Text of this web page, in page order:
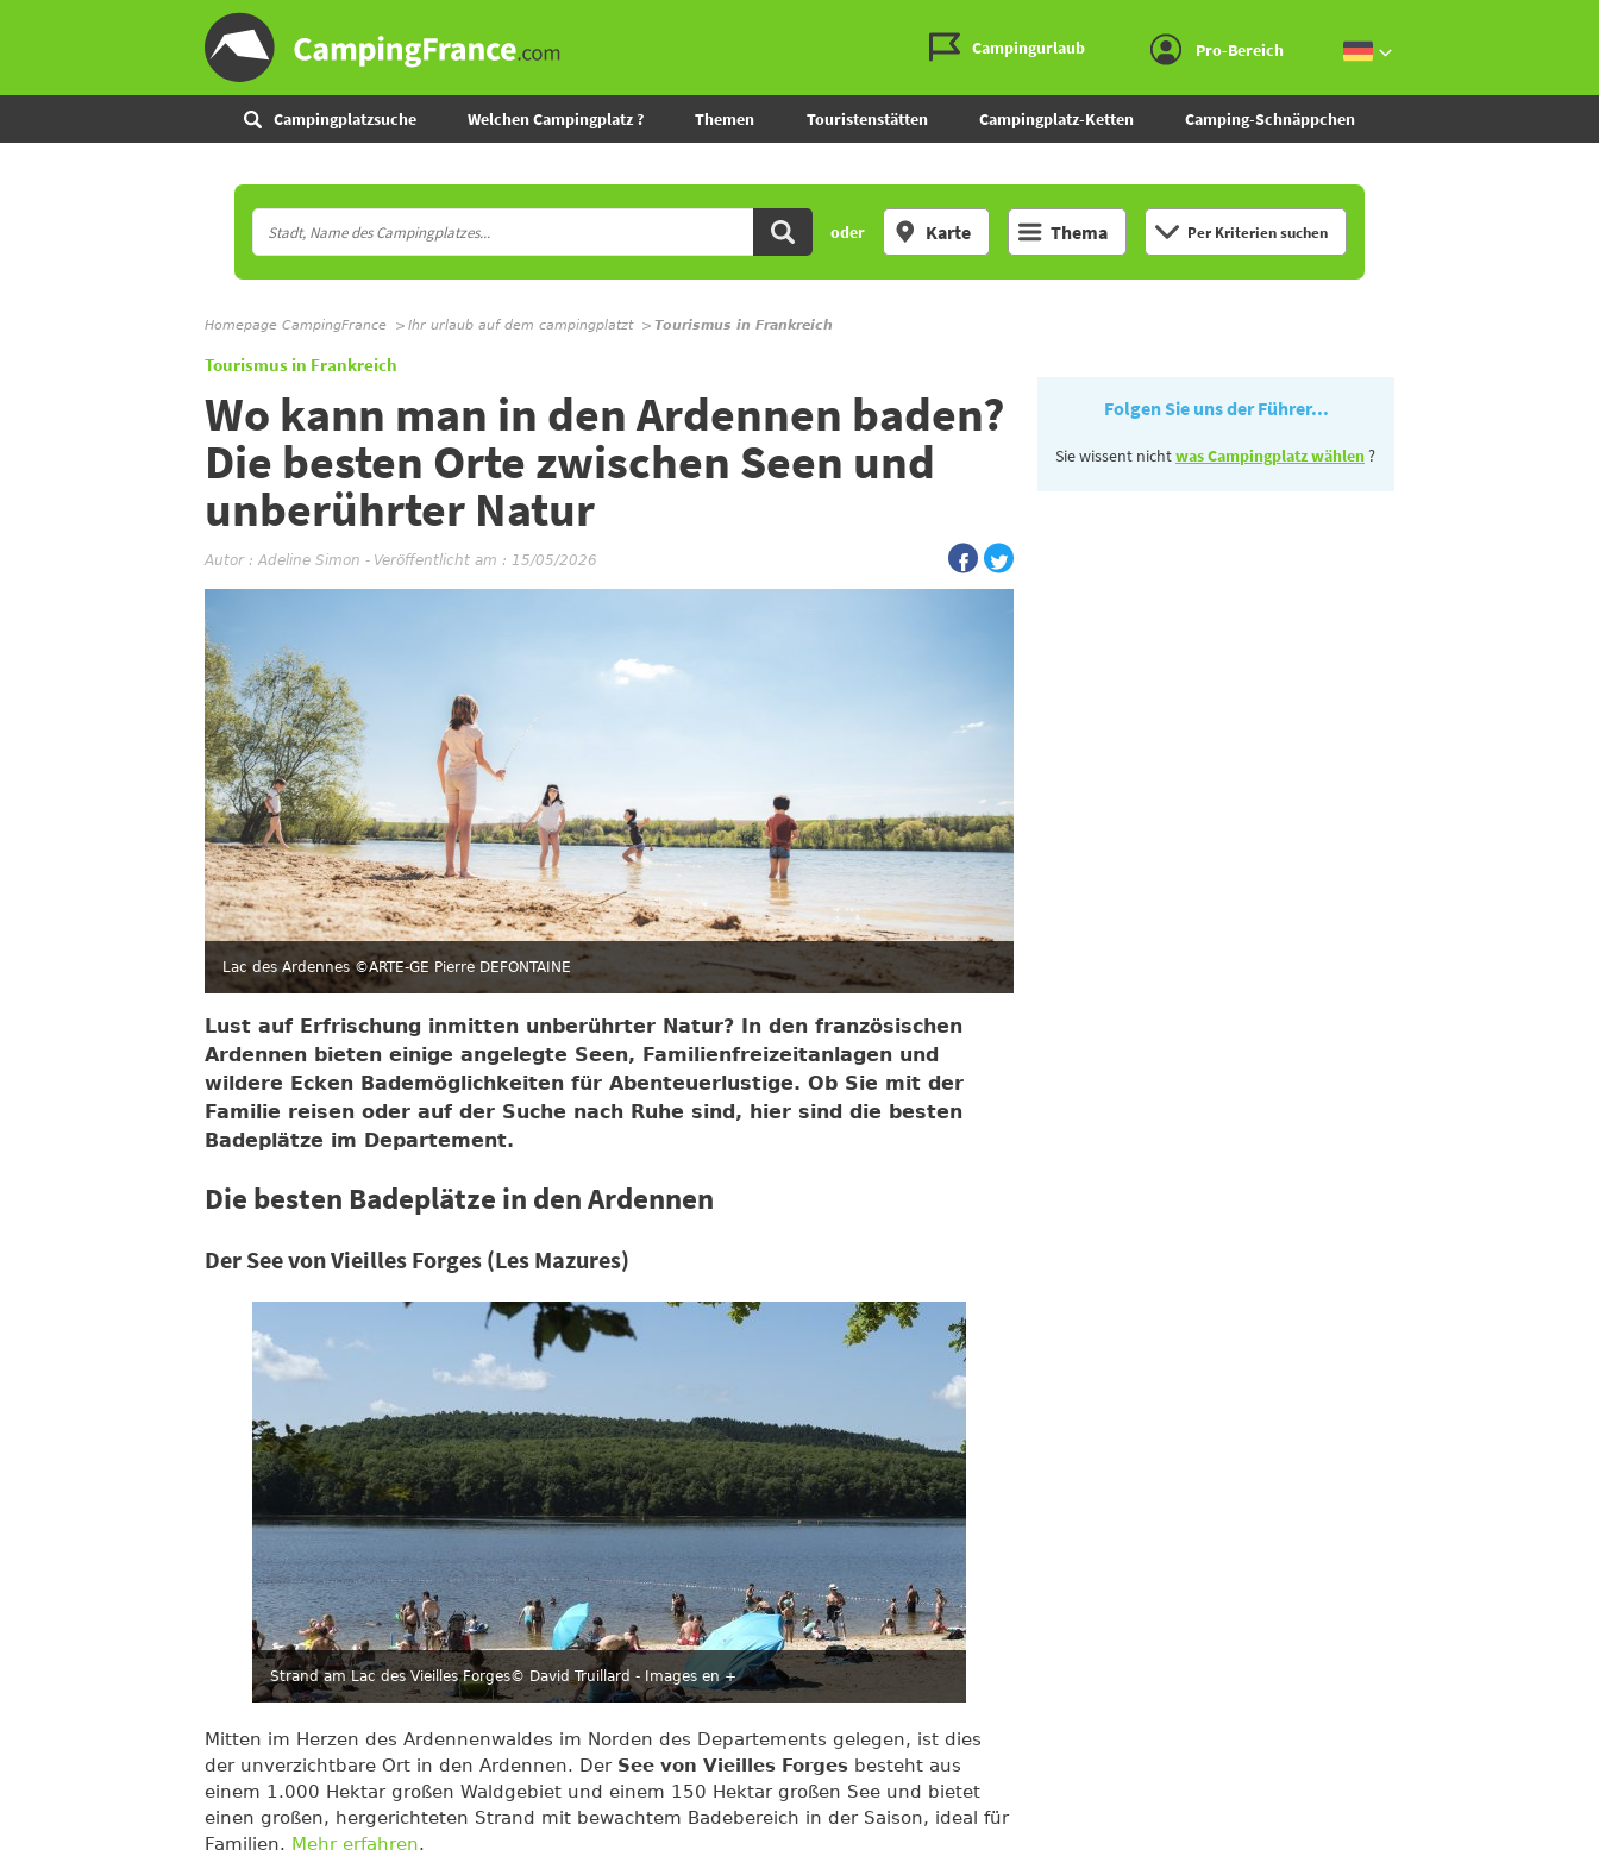
Campingurlaub Pro-Bereich
Campingplatzsuche Welchen Campingplatz ? Themen Touristenstätten Campingplatz-Ketten Camping-Schnäppchen
oder Karte Thema Per Kriterien suchen
Homepage CampingFrance Ihr urlaub auf dem campingplatzt Tourismus in Frankreich
Tourismus in Frankreich
Wo kann man in den Ardennen baden?
Die besten Orte zwischen Seen und
unberührter Natur
Autor :Adeline Simon - Veröffentlicht am : 15/05/2026
Lac des Ardennes ©ARTE-GE Pierre DEFONTAINE
Lust auf Erfrischung inmitten unberührter Natur? In den französischen
Ardennen bieten einige angelegte Seen, Familienfreizeitanlagen und
wildere Ecken Bademöglichkeiten für Abenteuerlustige. Ob Sie mit der
Familie reisen oder auf der Suche nach Ruhe sind, hier sind die besten
Badeplätze im Departement.
Die besten Badeplätze in den Ardennen
Der See von Vieilles Forges (Les Mazures)
Strand am Lac des Vieilles Forges© David Truillard - Images en +
Mitten im Herzen des Ardennenwaldes im Norden des Departements gelegen, ist dies
der unverzichtbare Ort in den Ardennen. Der See von Vieilles Forges besteht aus
einem 1.000 Hektar großen Waldgebiet und einem 150 Hektar großen See und bietet
einen großen, hergerichteten Strand mit bewachtem Badebereich in der Saison, ideal für
Familien. Mehr erfahren.
Folgen Sie uns der Führer...
Sie wissent nichtwas Campingplatz wählen?